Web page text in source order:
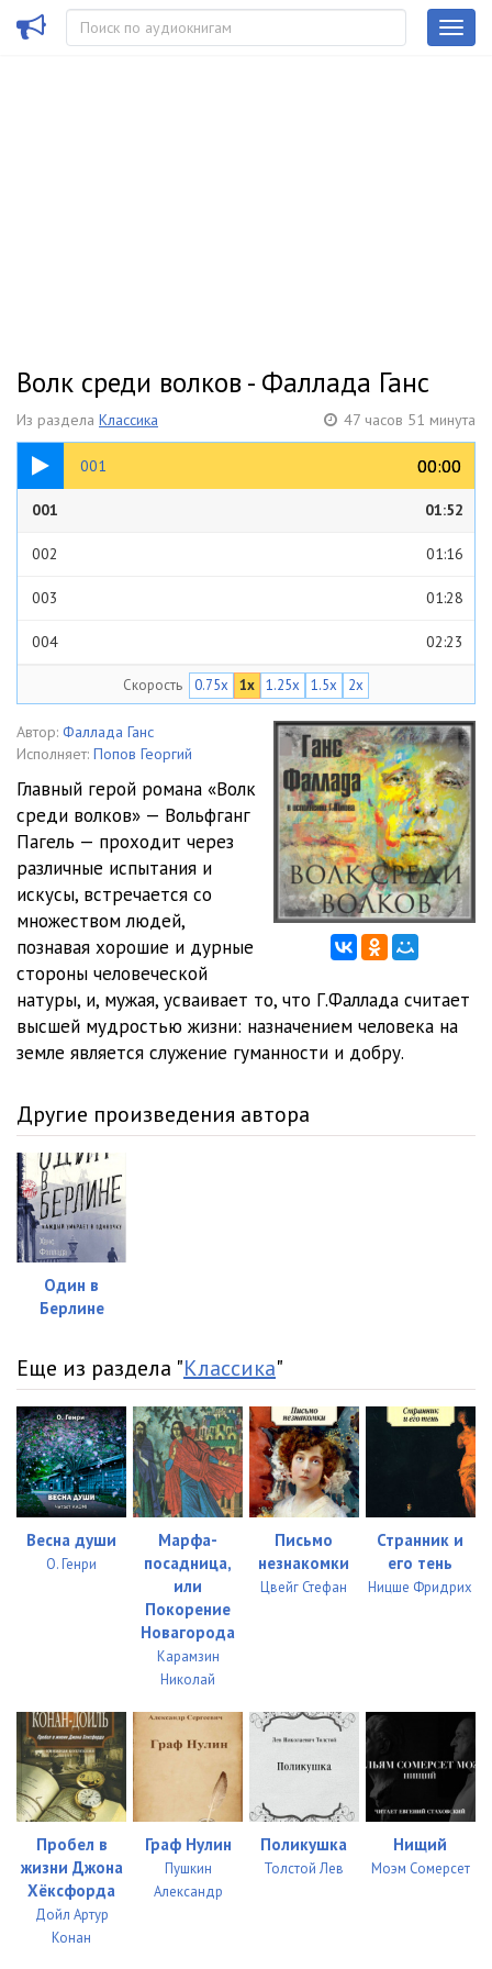
Волк среди волков - Фаллада Ганс
Из раздела Классика 47 часов 51 минута
001 00:00
00:00
01:52
001 01:52
002 01:16
003 01:28
004 02:23
006 02:41
05:15
008 08:31
009 07:13
010 12:58
011
012 11:01
013 08:47
015
016
017
018
019
021 20:13
022 19:26
023 17:44
024 05:02
025 14:32
029 06:00
030 24:57
031 32:30
032 15:30
033
Скорость 0.75x 1x 1.25x 1.5x 2x
Автор: Фаллада Ганс
Исполняет: Попов Георгий
Главный герой романа «Волк
среди волков» — Вольфганг
Пагель — проходит через
различные испытания и
искусы, встречается со
множеством людей,
познавая хорошие и дурные
стороны человеческой
натуры, и, мужая, усваивает то, что Г.Фаллада считает
высшей мудростью жизни: назначением человека на
земле является служение гуманности и добру.
Другие произведения автора
Один в
Берлине
Еще из раздела "Классика"
Весна души
О. Генри
Марфа-
посадница,
или
Покорение
Новагорода
Карамзин
Николай
Письмо
незнакомки
Цвейг Стефан
Странник и
его тень
Ницше Фридрих
Пробел в
жизни Джона
Хёксфорда
Дойл Артур
Конан
Граф Нулин
Пушкин
Александр
Поликушка
Толстой Лев
Нищий
Моэм Сомерсет